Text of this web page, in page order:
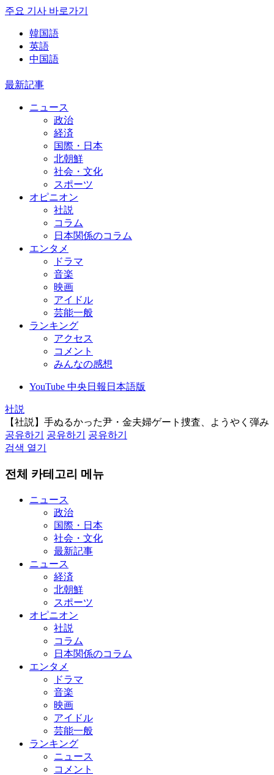
주요 기사 바로가기
韓国語
英語
中国語
最新記事
ニュース
政治
経済
国際・日本
北朝鮮
社会・文化
スポーツ
オピニオン
社説
コラム
日本関係のコラム
エンタメ
ドラマ
音楽
映画
アイドル
芸能一般
ランキング
アクセス
コメント
みんなの感想
YouTube 中央日報日本語版
社説
【社説】手ぬるかった尹・金夫婦ゲート捜査、ようやく弾み
공유하기
공유하기
공유하기
검색 열기
전체 카테고리 메뉴
ニュース
政治
国際・日本
社会・文化
最新記事
ニュース
経済
北朝鮮
スポーツ
オピニオン
社説
コラム
日本関係のコラム
エンタメ
ドラマ
音楽
映画
アイドル
芸能一般
ランキング
ニュース
コメント